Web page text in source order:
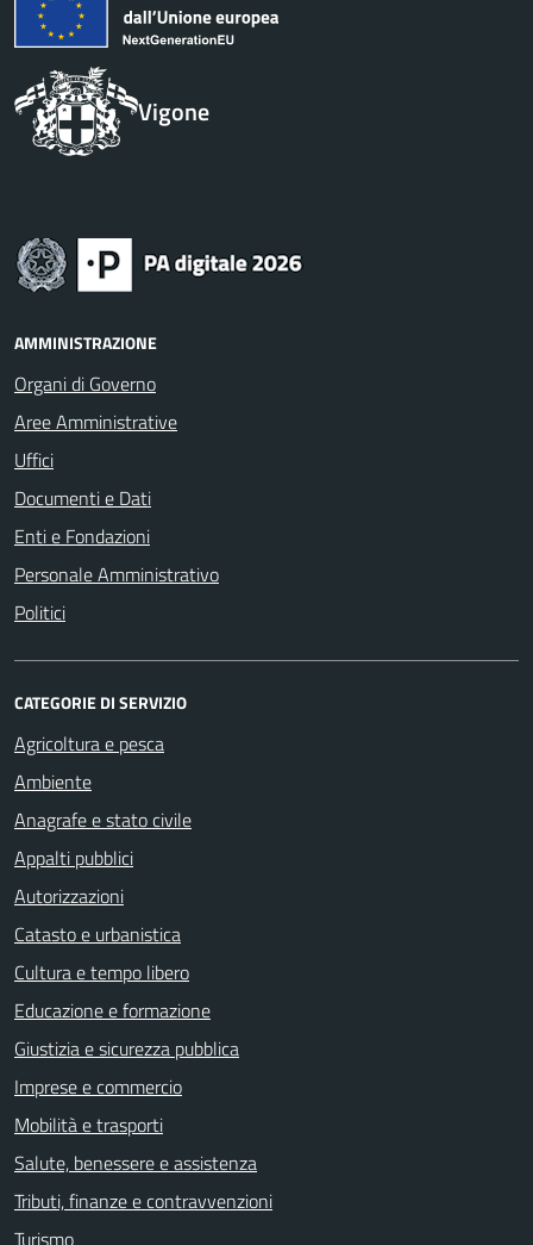
Vigone
AMMINISTRAZIONE
Organi di Governo
Aree Amministrative
Uffici
Documenti e Dati
Enti e Fondazioni
Personale Amministrativo
Politici
CATEGORIE DI SERVIZIO
Agricoltura e pesca
Ambiente
Anagrafe e stato civile
Appalti pubblici
Autorizzazioni
Catasto e urbanistica
Cultura e tempo libero
Educazione e formazione
Giustizia e sicurezza pubblica
Imprese e commercio
Mobilità e trasporti
Salute, benessere e assistenza
Tributi, finanze e contravvenzioni
Turismo